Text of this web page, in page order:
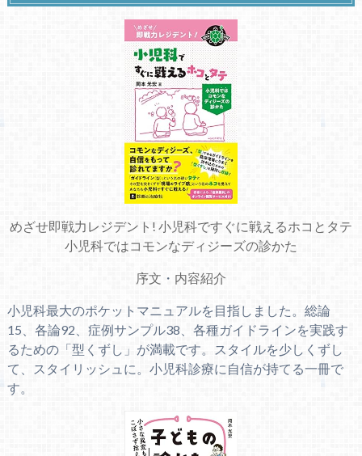
めざせ即戦力レジデント! 小児科ですぐに戦えるホコとタテ
小児科ではコモンなディジーズの診かた
序文 ・ 内容紹介
小児科最大のポケットマニュアルを目指しました。総論
15、各論92、症例サンプル38、各種ガイドラインを実践す
るための「型くずし」が満載です。スタイルを少しくずし
て、スタイリッシュに。小児科診療に自信が持てる一冊で
す。